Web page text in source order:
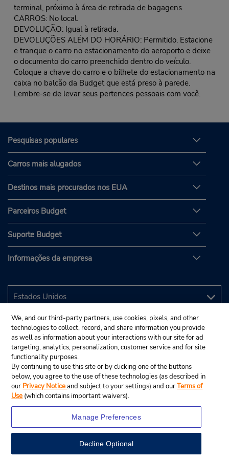
terminal, próximo à área de retirada de bagagens.
CARROS: No local.
DEVOLUÇÃO: Igual à retirada.
DEVOLUÇÕES ALÉM DO HORÁRIO: Permitido. Estacione
e tranque o carro no estacionamento do aeroporto e deixe
o documento do carro preenchido dentro do veículo.
Coloque a chave do carro e o bilhete do estacionamento na
caixa no balcão da Budget que está preso à parede.
Lembre-se de levar seus pertences pessoais com você.
Pesquisas populares
Carros mais alugados
Destinos mais procurados nos EUA
Parceiros Budget
Suporte Budget
Informações da empresa
We, and our third-party partners, use cookies, pixels, and other
technologies to collect, record, and share information you provide
as well as information about your interactions with our site for ad
targeting, analytics, personalization, customer service and for site
functionality purposes.
By continuing to use this site or by clicking one of the buttons
below, you agree to the use of these technologies (as described in
our Privacy Noticeand subject to your settings) and ourTerms of
Use (which contains important waivers).
Manage Preferences
Decline Optional